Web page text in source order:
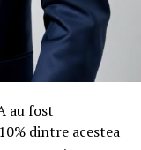
cere
cameră de hotel
oaspeți diferiți,
au fost
dintre acestea